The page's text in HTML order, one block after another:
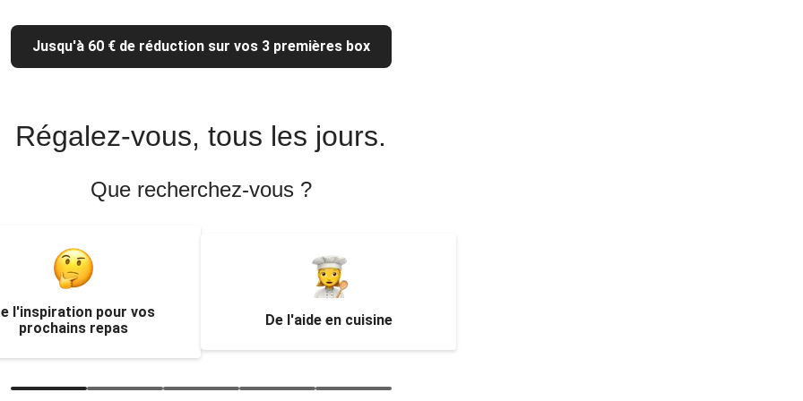
Jusqu'à 60 € de réduction sur vos 3 premières box
Régalez-vous, tous les jours.
Que recherchez-vous ?
l'inspiration pour vos
prochains repas
De l'aide en cuisine